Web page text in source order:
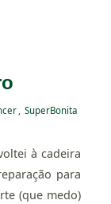
, SuperBonita
à cadeira
para
(que medo)